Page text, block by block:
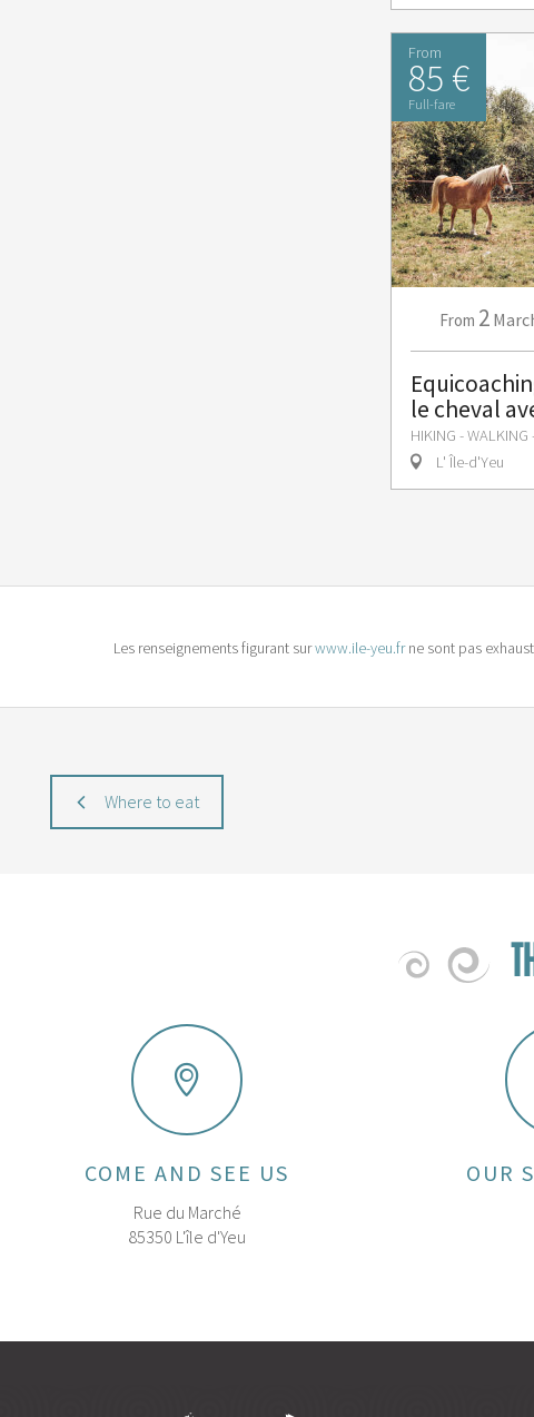
From
85 €
Full-fare
From 2
le cheval
HIKING - WALKING
L' Île-d'Yeu
Les renseignements figurant surwww.ile-yeu.frne sont pas
Where to eat
COME AND SEE US
Rue du Marché
85350 L'île d'Yeu
OUR